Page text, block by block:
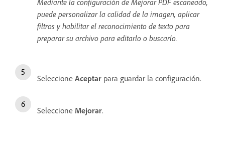
puede personalizar la calidad de la imagen, aplicar
filtros y habilitar el reconocimiento de texto para
preparar su archivo para editarlo o buscarlo.
Seleccione Aceptar para guardar la configuración.
Seleccione Mejorar.